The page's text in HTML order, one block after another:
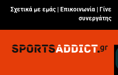
Σχετικά με εμάς | Επικοινωνία
Γίνε
συνεργάτης